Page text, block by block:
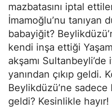
mazbatasını iptal
İmamoğlu’nu tanıyan
babayiğit?
kendi inşa ettiği
akşamı
yanından çıkıp geldi.
Beylikdüzü’ne sadece
geldi? Kesinlikle